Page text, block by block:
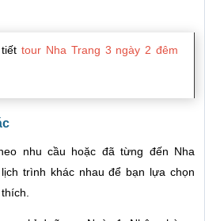
tour Nha Trang 3 ngày 2 đêm
nhu cầu hoặc đã từng đến Nha
trình khác nhau để bạn lựa chọn